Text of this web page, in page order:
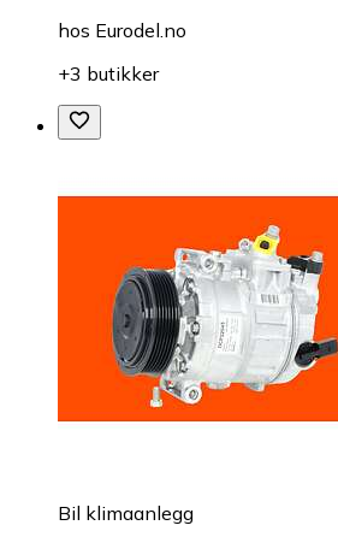
hos Eurodel.no
+3 butikker
Bil klimaanlegg